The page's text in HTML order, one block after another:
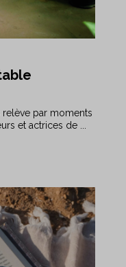
par moments
et actrices de ...